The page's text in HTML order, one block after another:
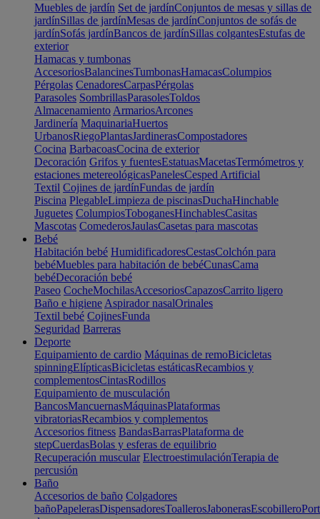
Muebles de jardín Set de jardínConjuntos de mesas y sillas de
jardínSillas de jardínMesas de jardínConjuntos de sofás de
jardínSofás jardínBancos de jardínSillas colgantesEstufas de
exterior
Hamacas y tumbonas
AccesoriosBalancinesTumbonasHamacasColumpios
Pérgolas CenadoresCarpasPérgolas
Parasoles SombrillasParasolesToldos
Almacenamiento ArmariosArcones
Jardinería MaquinariaHuertos
UrbanosRiegoPlantasJardinerasCompostadores
Cocina BarbacoasCocina de exterior
Decoración Grifos y fuentesEstatuasMacetasTermómetros y
estaciones metereológicasPanelesCesped Artificial
Textil Cojines de jardínFundas de jardín
Piscina PlegableLimpieza de piscinasDuchaHinchable
Juguetes ColumpiosToboganesHinchablesCasitas
Mascotas ComederosJaulasCasetas para mascotas
Bebé
Habitación bebé HumidificadoresCestasColchón para
bebéMuebles para habitación de bebéCunasCama
bebéDecoración bebé
Paseo CocheMochilasAccesoriosCapazosCarrito ligero
Baño e higiene Aspirador nasalOrinales
Textil bebé CojinesFunda
Seguridad Barreras
Deporte
Equipamiento de cardio Máquinas de remoBicicletas
spinningElípticasBicicletas estáticasRecambios y
complementosCintasRodillos
Equipamiento de musculación
BancosMancuernasMáquinasPlataformas
vibratoriasRecambios y complementos
Accesorios fitness BandasBarrasPlataforma de
stepCuerdasBolas y esferas de equilibrio
Recuperación muscular ElectroestimulaciónTerapia de
percusión
Baño
Accesorios de baño Colgadores
bañoPapelerasDispensadoresToallerosJabonerasEscobillero